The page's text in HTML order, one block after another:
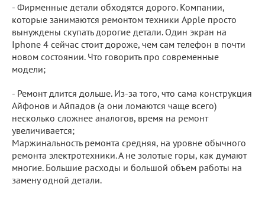
- Фирменные детали обходятся дорого. Компании,
которые занимаются ремонтом техники Apple просто
вынуждены скупать дорогие детали. Один экран на
Iphone 4 сейчас стоит дороже, чем сам телефон в почти
новом состоянии. Что говорить про современные
модели;
- Ремонт длится дольше. Из-за того, что сама конструкция
Айфонов и Айпадов (а они ломаются чаще всего)
несколько сложнее аналогов, время на ремонт
увеличивается;
Маржинальность ремонта средняя, на уровне обычного
ремонта электротехники. А не золотые горы, как думают
многие. Большие расходы и большой объем работы на
замену одной детали.